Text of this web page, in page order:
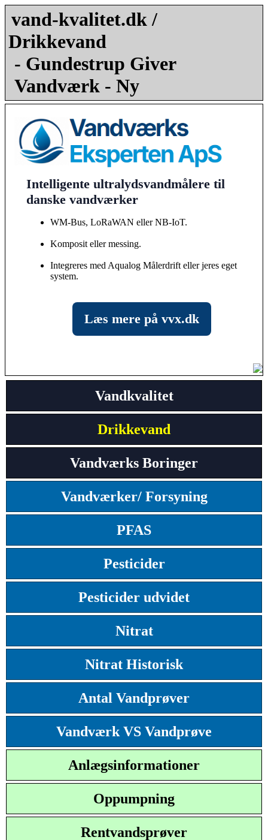
vand-kvalitet.dk /
Drikkevand
- Gundestrup Giver
Vandværk - Ny
Intelligente ultralydsvandmålere til
danske vandværker
WM-Bus, LoRaWAN eller NB-IoT.
Komposit eller messing.
Integreres med Aqualog Målerdrift eller jeres eget
system.
Læs mere på vvx.dk
Vandkvalitet
Drikkevand
Vandværks Boringer
Vandværker/ Forsyning
PFAS
Pesticider
Pesticider udvidet
Nitrat
Nitrat Historisk
Antal Vandprøver
Vandværk VS Vandprøve
Anlægsinformationer
Oppumpning
Rentvandsprøver